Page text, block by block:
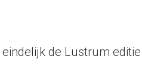
de Lustrum editie